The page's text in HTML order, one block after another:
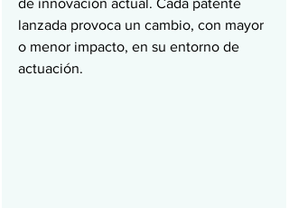
de innovación actual. Cada patente
lanzada provoca un cambio, con mayor
o menor impacto, en su entorno de
actuación.